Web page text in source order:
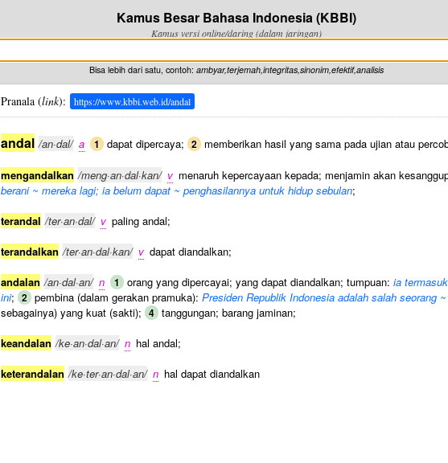
Kamus Besar Bahasa Indonesia (KBBI)
Kamus versi online/daring (dalam jaringan)
Bisa lebih dari satu, contoh: ambyar,terjemah,integritas,sinonim,efektif,analisis
Pranala (link): https://www.kbbi.web.id/andal
andal /an·dal/ a 1 dapat dipercaya; 2 memberikan hasil yang sama pada ujian atau
mengandalkan /meng·an·dal·kan/ v menaruh kepercayaan kepada; menjamin akan
berani ~ mereka lagi; ia belum dapat ~ penghasilannya untuk hidup sebulan;
terandal /ter·an·dal/ v paling andal;
terandalkan /ter·an·dal·kan/ v dapat diandalkan;
andalan /an·dal·an/ n 1 orang yang dipercayai; yang dapat diandalkan; tumpuan: ia
ini; 2 pembina (dalam gerakan pramuka): Presiden Republik Indonesia adalah salah seorang
sebagainya) yang kuat (sakti); 4 tanggungan; barang jaminan;
keandalan /ke·an·dal·an/ n hal andal;
keterandalan /ke·ter·an·dal·an/ n hal dapat diandalkan